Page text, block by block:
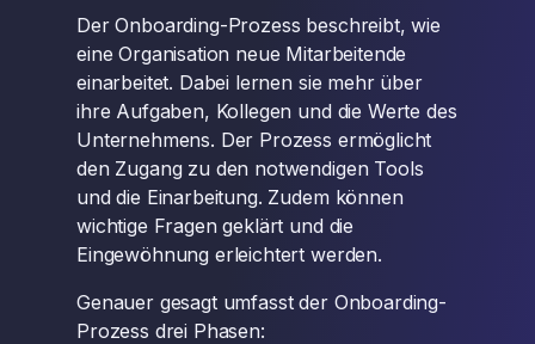
Der Onboarding-Prozess beschreibt, wie
eine Organisation neue Mitarbeitende
einarbeitet. Dabei lernen sie mehr über
ihre Aufgaben, Kollegen und die Werte des
Unternehmens. Der Prozess ermöglicht
den Zugang zu den notwendigen Tools
und die Einarbeitung. Zudem können
wichtige Fragen geklärt und die
Eingewöhnung erleichtert werden.
Genauer gesagt umfasst der Onboarding-
Prozess drei Phasen: